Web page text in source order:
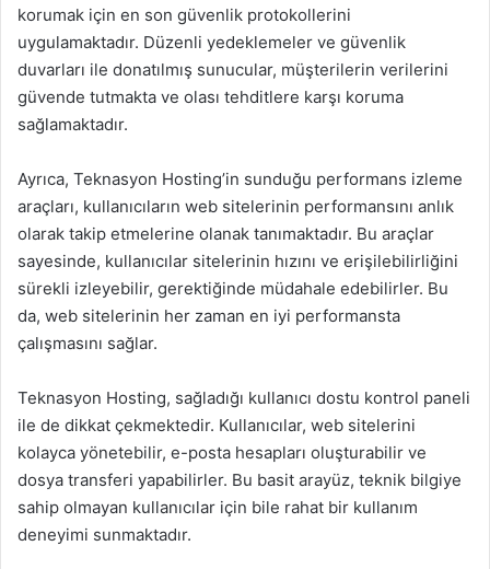
korumak için en son güvenlik protokollerini
uygulamaktadır. Düzenli yedeklemeler ve güvenlik
duvarları ile donatılmış sunucular, müşterilerin verilerini
güvende tutmakta ve olası tehditlere karşı koruma
sağlamaktadır.
Ayrıca, Teknasyon Hosting’in sunduğu performans izleme
araçları, kullanıcıların web sitelerinin performansını anlık
olarak takip etmelerine olanak tanımaktadır. Bu araçlar
sayesinde, kullanıcılar sitelerinin hızını ve erişilebilirliğini
sürekli izleyebilir, gerektiğinde müdahale edebilirler. Bu
da, web sitelerinin her zaman en iyi performansta
çalışmasını sağlar.
Teknasyon Hosting, sağladığı kullanıcı dostu kontrol paneli
ile de dikkat çekmektedir. Kullanıcılar, web sitelerini
kolayca yönetebilir, e-posta hesapları oluşturabilir ve
dosya transferi yapabilirler. Bu basit arayüz, teknik bilgiye
sahip olmayan kullanıcılar için bile rahat bir kullanım
deneyimi sunmaktadır.